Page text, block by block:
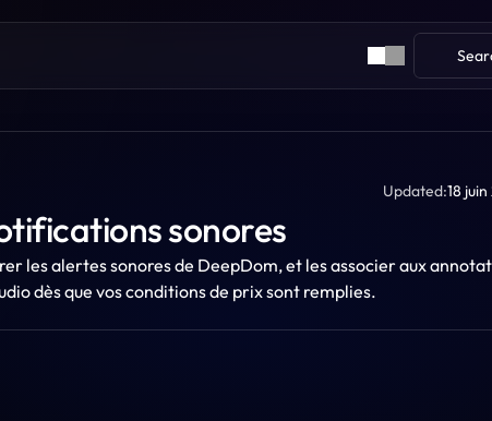
Updated:18
sonores
les alertes sonores de DeepDom, et les associer aux
dès que vos conditions de prix sont remplies.